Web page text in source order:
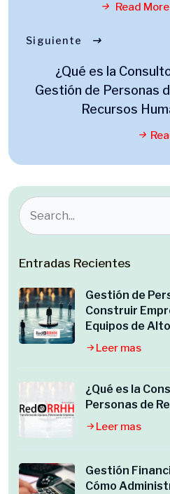
Read More
Siguiente
¿Qué es la
Gestión de Personas
Recursos
Entradas Recientes
Gestión de
Construir
Equipos de
Leer mas
¿Qué es la
Personas de
Leer mas
Gestión
Cómo